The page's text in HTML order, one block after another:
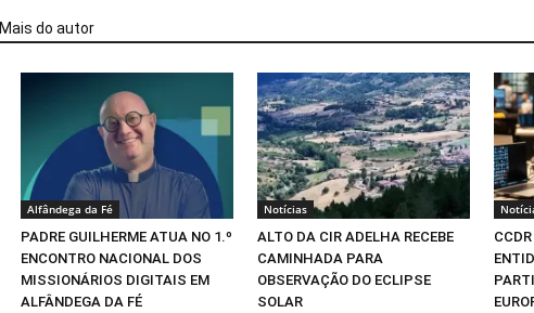
Mais do autor
Alfândega da Fé
PADRE GUILHERME ATUA NO 1.º
ENCONTRO NACIONAL DOS
MISSIONÁRIOS DIGITAIS EM
ALFÂNDEGA DA FÉ
Notícias
ALTO DA CIR ADELHA RECEBE
CAMINHADA PARA
OBSERVAÇÃO DO ECLIPSE
SOLAR